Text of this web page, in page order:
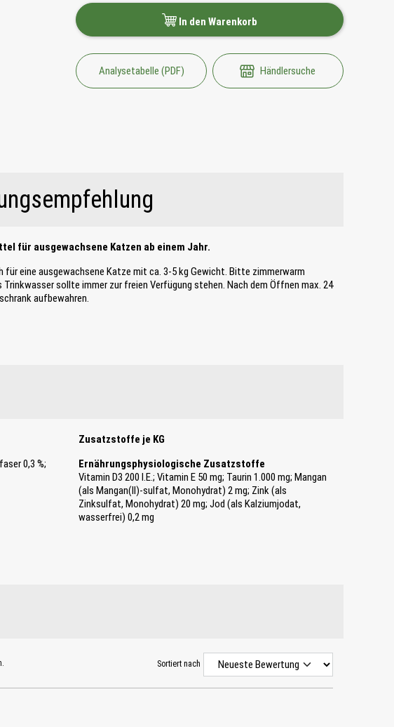
In den Warenkorb
Analysetabelle (PDF) Händlersuche
für ausgewachsene Katzen ab einem Jahr.
für eine ausgewachsene Katze mit ca. 3-5 kg Gewicht. Bitte zimmerwarm
sollte immer zur freien Verfügung stehen. Nach dem Öffnen max. 24
aufbewahren.
0,3 %;
Zusatzstoffe je KG
Ernährungsphysiologische Zusatzstoffe
Vitamin D3 200 I.E.; Vitamin E 50 mg; Taurin 1.000 mg; Mangan
(als Mangan(II)-sulfat, Monohydrat) 2 mg; Zink (als
Zinksulfat, Monohydrat) 20 mg; Jod (als Kalziumjodat,
wasserfrei) 0,2 mg
Sortiert nach